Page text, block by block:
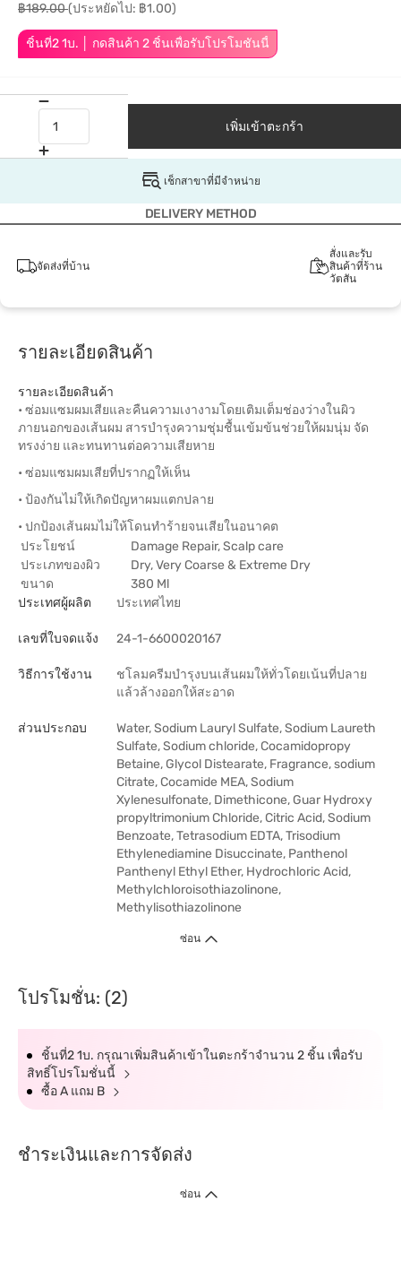
ชิ้นที่2 1บ. │ กดสินค้า 2 ชิ้นเพื่อรับโปรโมชันนี้
฿189.00(ประหยัดไป: ฿1.00)
เพิ่มเข้าตะกร้า
เช็กสาขาที่มีจำหน่าย
DELIVERY METHOD
จัดส่งที่บ้าน
สั่งและรับ
สินค้าที่ร้าน
วัตสัน
รายละเอียดสินค้า
รายละเอียดสินค้า
• ซ่อมแซมผมเสียและคืนความเงางามโดยเติมเต็มช่องว่างในผิว
ภายนอกของเส้นผม สารบำรุงความชุ่มชื้นเข้มข้นช่วยให้ผมนุ่ม จัด
ทรงง่าย และทนทานต่อความเสียหาย
• ซ่อมแซมผมเสียที่ปรากฏให้เห็น
• ป้องกันไม่ให้เกิดปัญหาผมแตกปลาย
• ปกป้องเส้นผมไม่ให้โดนทำร้ายจนเสียในอนาคต
ประโยชน์
Damage Repair, Scalp care
ประเภทของผิว
Dry, Very Coarse & Extreme Dry
ขนาด
380 Ml
ประเทศผู้ผลิต
ประเทศไทย
เลขที่ใบจดแจ้ง 24-1-6600020167
วิธีการใช้งาน
ชโลมครีมบำรุงบนเส้นผมให้ทั่วโดยเน้นที่ปลาย
แล้วล้างออกให้สะอาด
ส่วนประกอบ
Water, Sodium Lauryl Sulfate, Sodium Laureth
Sulfate, Sodium chloride, Cocamidopropy
Betaine, Glycol Distearate, Fragrance, sodium
Citrate, Cocamide MEA, Sodium
Xylenesulfonate, Dimethicone, Guar Hydroxy
propyltrimonium Chloride, Citric Acid, Sodium
Benzoate, Tetrasodium EDTA, Trisodium
Ethylenediamine Disuccinate, Panthenol
Panthenyl Ethyl Ether, Hydrochloric Acid,
Methylchloroisothiazolinone,
Methylisothiazolinone
ซ่อน
โปรโมชั่น: (2)
ชิ้นที่2 1บ. กรุณาเพิ่มสินค้าเข้าในตะกร้าจำนวน 2 ชิ้น เพื่อรับ
สิทธิ์โปรโมชั่นนี้
ซื้อ A แถม B
ชำระเงินและการจัดส่ง
ซ่อน